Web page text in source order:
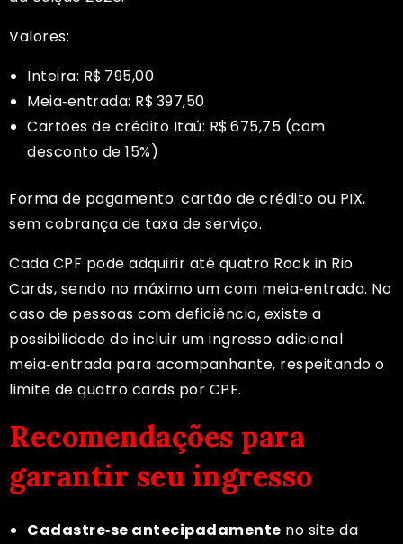
Valores:
Inteira: R$ 795,00
Meia‑entrada: R$ 397,50
Cartões de crédito Itaú: R$ 675,75 (com
desconto de 15%)
Forma de pagamento: cartão de crédito ou PIX,
sem cobrança de taxa de serviço.
Cada CPF pode adquirir até quatro Rock in Rio
Cards, sendo no máximo um com meia‑entrada. No
caso de pessoas com deficiência, existe a
possibilidade de incluir um ingresso adicional
meia‑entrada para acompanhante, respeitando o
limite de quatro cards por CPF.
Recomendações para
garantir seu ingresso
Cadastre‑se antecipadamente no site da